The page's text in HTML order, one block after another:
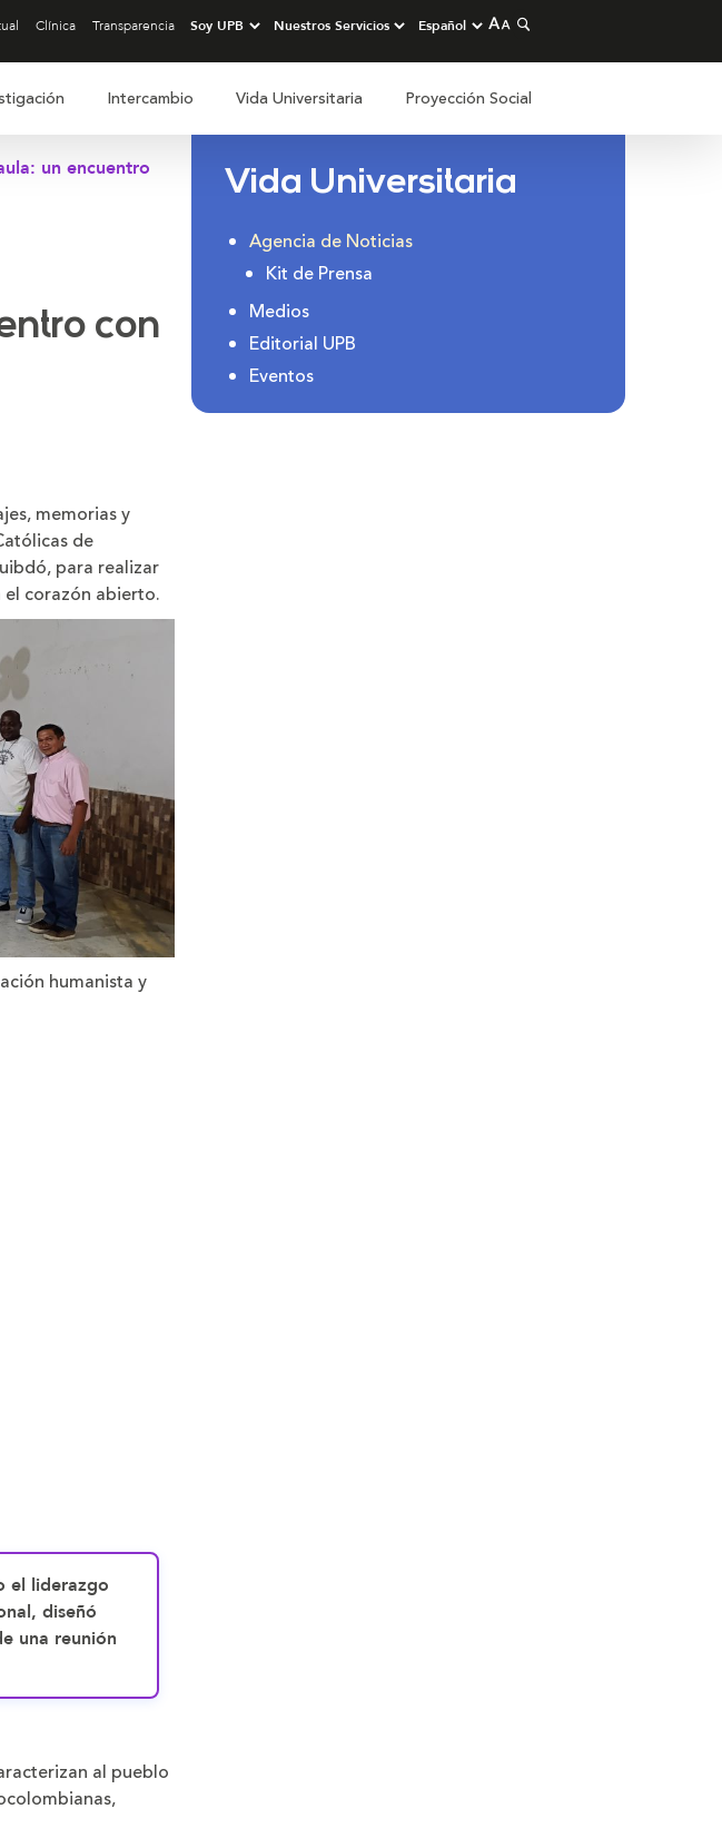
Clínica Transparencia
Intercambio Vida Universitaria Proyección Social
Vida Universitaria
Agencia de Noticias
Kit de Prensa
Medios
Editorial UPB
Eventos
un encuentro
con
memorias y
de
para realizar
el corazón abierto.
humanista y
el liderazgo
diseñó
una reunión
al pueblo